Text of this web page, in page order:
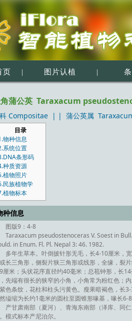
页 | 图片认植 |
蒲公英 Taraxacum
Compositae | | 蒲公英属
目录
物种信息
系统位置
条形码
种质资源
植物照片
民族植物学
植物标本
种信息
图版9：4-8
Taraxacum pseudostenoceras V. Soest in
in Enum. Fl. Pl. Nepal 3: 46. 1982.
多年生草本。叶倒披针形无毛，长4-10厘米，
长三角形，侧裂片狭三角形或线形，全缘，裂
厘米；头状花序直径约40毫米；总苞钟形，长
先端有很长的狭窄的小角，小角常为粉红色；
色条纹，花柱和柱头污黄色。瘦果暗褐色，长
缢缩为长约1毫米的圆柱至圆锥形喙基，喙长6-
产甘肃南部（夏河）、青海东南部（泽库、同
模式标本产尼泊尔。